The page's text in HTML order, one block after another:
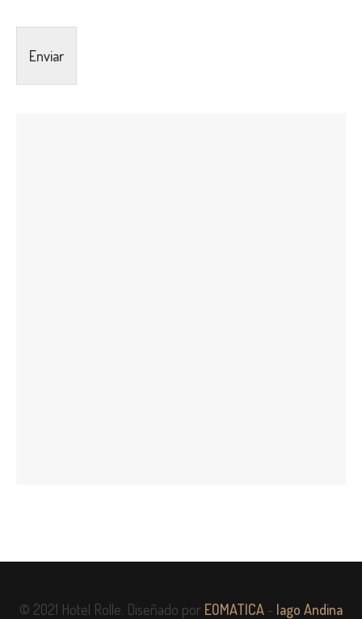
Enviar
© 2021 Hotel Rolle. Diseñado por EOMATICA - Iago Andina